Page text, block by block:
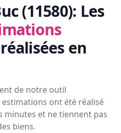
(11580): Les
réalisées en
de notre outil
ont été réalisé
et ne tiennent pas
biens.